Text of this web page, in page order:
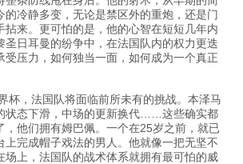
的冷静多变，无论是禁区外的重炮，还是门
拈来。更可怕的是，他的心智在短短几年内
圣日耳曼的纷争中，在法国队内的权力更迭
受压力，如何独当一面，如何成为一个真正
杯，法国队将面临前所未有的挑战。本泽马
状态下滑，中场的更新换代……这些确实都
，他们拥有姆巴佩。一个在25岁之前，就已
上完成帽子戏法的男人。他就像一把无坚不
场上，法国队的战术体系就拥有最可怕的威